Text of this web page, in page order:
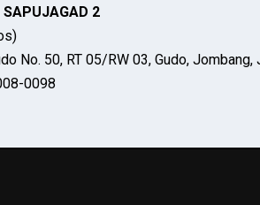
SAPUJAGAD 2
No. 50, RT 05/RW 03, Gudo,
0098